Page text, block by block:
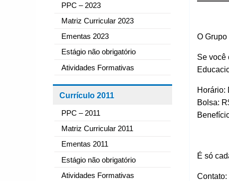
PPC – 2023
Matriz Curricular 2023
Ementas 2023
Estágio não obrigatório
Atividades Formativas
Currículo 2011
PPC – 2011
Matriz Curricular 2011
Ementas 2011
Estágio não obrigatório
Atividades Formativas
O
Se você
Horário:
Bolsa:
É só